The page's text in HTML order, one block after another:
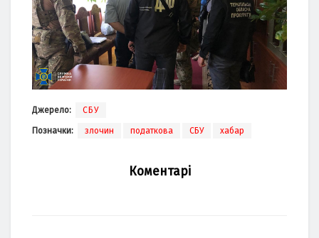
Джерело: СБУ
Позначки: злочин податкова СБУ хабар
Коментарі